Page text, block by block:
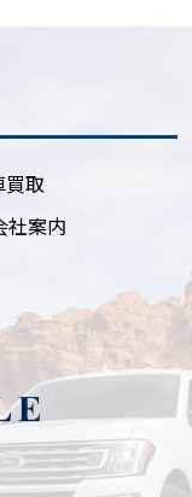
買取
社案内